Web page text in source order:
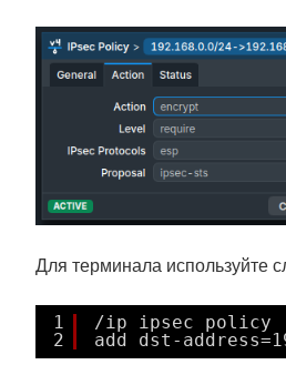
Для терминала используйте
1
2
/ip ipsec policy
add dst-